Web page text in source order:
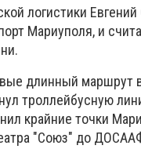
логистики
Мариуполя, и
длинный маршрут
троллейбусную
крайние точки
"Союз" до